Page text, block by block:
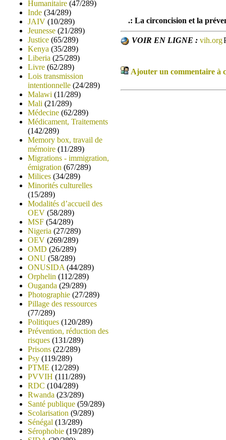
Humanitaire (47/289)
Inde (34/289)
JAIV (10/289)
Jeunesse (21/289)
Justice (65/289)
Kenya (35/289)
Liberia (25/289)
Livre (62/289)
Lois transmission
intentionnelle (24/289)
Malawi (11/289)
Mali (21/289)
Médecine (62/289)
Médicament, Traitements
(142/289)
Memory box, travail de
mémoire (11/289)
Migrations - immigration,
émigration (67/289)
Milices (34/289)
Minorités culturelles
(15/289)
Modalités d’accueil des
OEV (58/289)
MSF (54/289)
Nigeria (27/289)
OEV (269/289)
OMD (26/289)
ONU (58/289)
ONUSIDA (44/289)
Orphelin (112/289)
Ouganda (29/289)
Photographie (27/289)
Pillage des ressources
(77/289)
Politiques (120/289)
Prévention, réduction des
risques (131/289)
Prisons (22/289)
Psy (119/289)
PTME (12/289)
PVVIH (111/289)
RDC (104/289)
Rwanda (23/289)
Santé publique (59/289)
Scolarisation (9/289)
Sénégal (13/289)
Sérophobie (19/289)
.: La circoncision et la
VOIR EN LIGNE : vih.org
Ajouter un commentaire à